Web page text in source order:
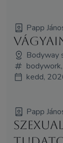
Papp
Bodyway
kedd,
Papp